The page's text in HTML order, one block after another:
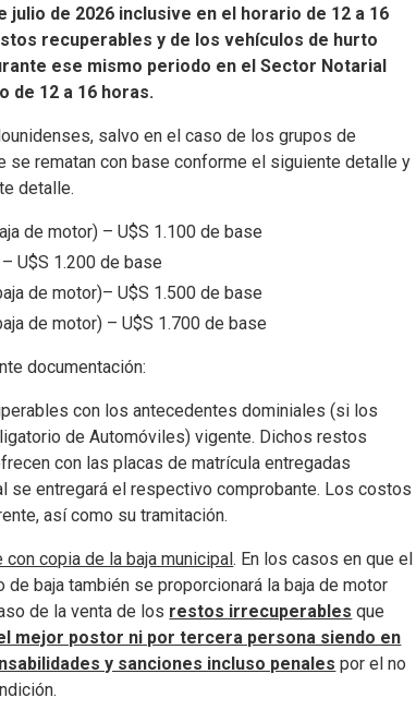
julio de 2026 inclusive en el horario de 12 a 16
recuperables y de los vehículos de hurto
ese mismo periodo en el Sector Notarial
de 12 a 16 horas.
salvo en el caso de los grupos de
rematan con base conforme el siguiente detalle y
detalle.
de motor) – U$S 1.100 de base
U$S 1.200 de base
de motor)– U$S 1.500 de base
de motor) – U$S 1.700 de base
documentación:
con los antecedentes dominiales (si los
de Automóviles) vigente. Dichos restos
con las placas de matrícula entregadas
se entregará el respectivo comprobante. Los costos
así como su tramitación.
copia de la baja municipal. En los casos en que el
baja también se proporcionará la baja de motor
de la venta de los restos irrecuperables que
mejor postor ni por tercera persona siendo en
y sanciones incluso penales por el no